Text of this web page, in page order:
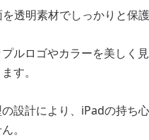
透明素材でしっかりと保
ルロゴやカラーを美しく
す。
設計により、iPadの持ち
。